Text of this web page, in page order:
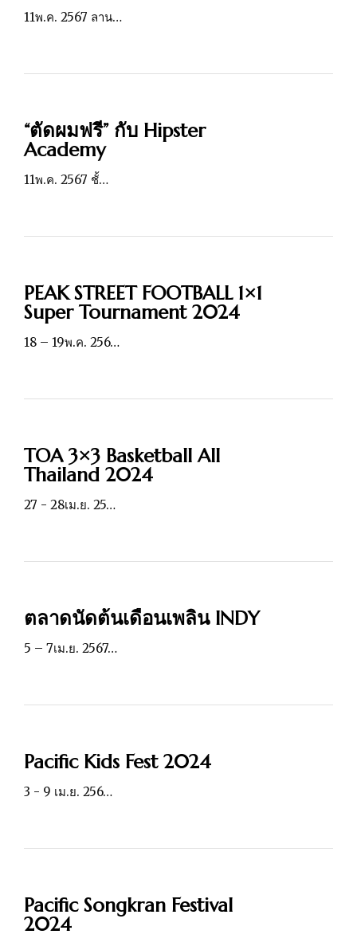
11พ.ค. 2567 ลาน…
“ตัดผมฟรี” กับ Hipster
Academy
11พ.ค. 2567 ชั้…
PEAK STREET FOOTBALL 1×1
Super Tournament 2024
18 – 19พ.ค. 256…
TOA 3×3 Basketball All
Thailand 2024
27 - 28เม.ย. 25…
ตลาดนัดต้นเดือนเพลิน INDY
5 – 7เม.ย. 2567…
Pacific Kids Fest 2024
3 - 9 เม.ย. 256…
Pacific Songkran Festival
2024